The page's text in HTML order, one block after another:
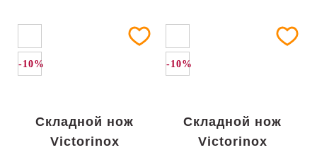
-10%
Складной нож
Victorinox
-10%
Складной нож
Victorinox